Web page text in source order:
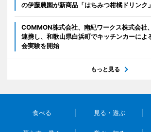
の伊藤農園が新商品「はちみつ柑橘ドリンク
COMMON株式会社、南紀ワークス株式会社
連携し、和歌山県白浜町でキッチンカーによ
会実験を開始
もっと見る
食べる 見る・遊ぶ